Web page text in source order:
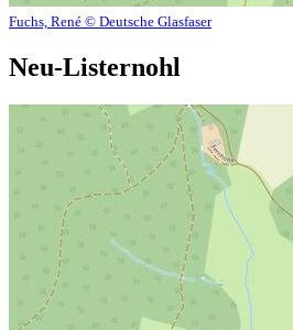
Fuchs, René © Deutsche Glasfaser
Neu-Listernohl